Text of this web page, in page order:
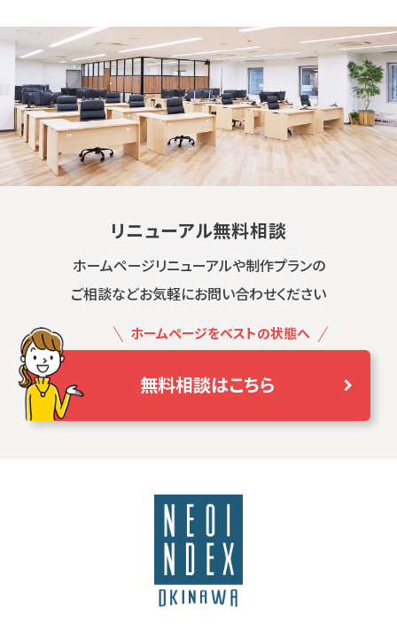
リニューアル無料相談
ホームページリニューアルや制作プランの
ご相談などお気軽にお問い合わせください
ホームページをベストの状態へ
無料相談はこちら